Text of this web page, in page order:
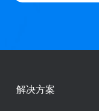
解决方案